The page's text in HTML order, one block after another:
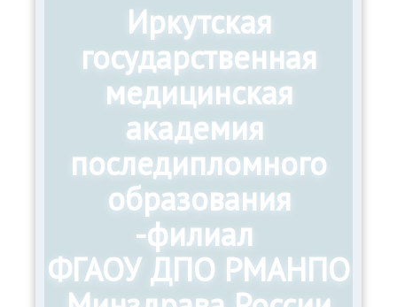
Иркутская
государственная
медицинская
академия
последипломного
образования
-филиал
ФГАОУ ДПО РМАНПО